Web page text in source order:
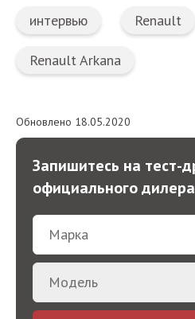
интервью Renault
Renault Arkana
Обновлено 18.05.2020
Запишитесь на тест-
официального дилера